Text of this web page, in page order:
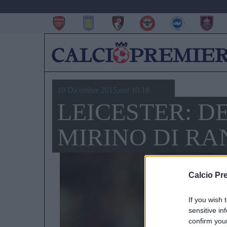
Calcio
If you wish
sensitive
confirm
10 Dicembre 2015,ore 10.18
LEICESTER:
MIRINO DI